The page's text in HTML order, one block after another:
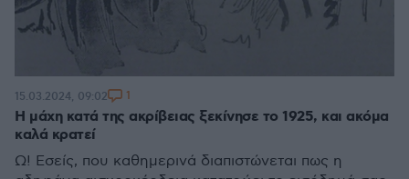
Η μάχη κατά της ακρίβειας ξεκίνησε το 1925, και ακόμα
καλά κρατεί
Ω! Εσείς, που καθημερινά διαπιστώνεται πως η
15.03.2024, 09:02 1